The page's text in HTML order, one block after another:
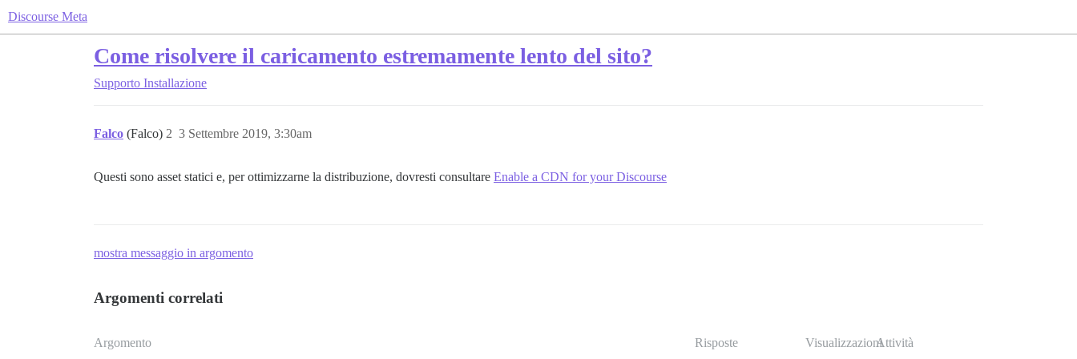
Discourse Meta
Come risolvere il caricamento estremamente lento del sito?
Supporto Installazione
Falco (Falco) 3 Settembre 2019, 3:30am
2
Questi sono asset statici e, per ottimizzarne la distribuzione, dovresti consultare Enable a CDN for your Discourse
mostra messaggio in argomento
Argomenti correlati
Argomento Risposte VisualizzazioniAttività